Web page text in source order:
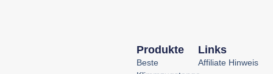
Links
Affiliate Hinweis
Produkte
Beste